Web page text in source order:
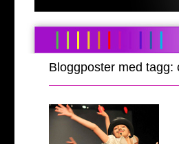
Bloggposter med tagg: